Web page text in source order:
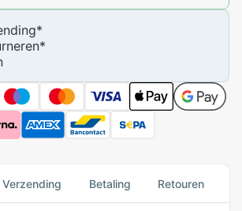
*
*
Verzending Betaling Retouren